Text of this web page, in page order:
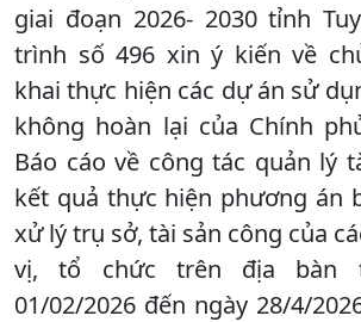
giai đoạn 2026- 2030 tỉnh
trình số 496 xin ý kiến về
khai thực hiện các dự án sử
không hoàn lại của Chính
Báo cáo về công tác quản lý
kết quả thực hiện phương án
xử lý trụ sở, tài sản công của
vị, tổ chức trên địa bàn
01/02/2026 đến ngày 28/4/